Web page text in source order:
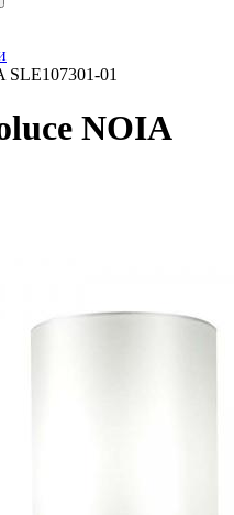
SLE107301-01
NOIA